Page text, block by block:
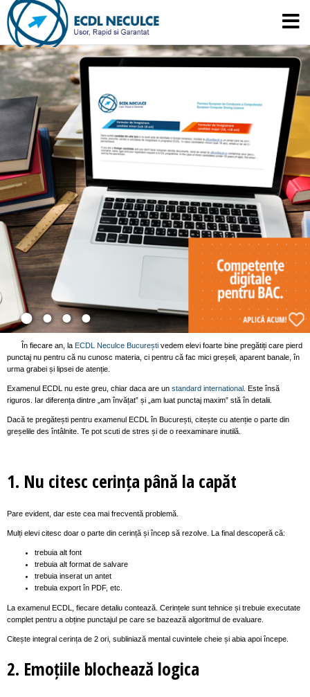
În fiecare an, la ECDL Neculce București vedem elevi foarte bine pregătiți care pierd
punctaj nu pentru că nu cunosc materia, ci pentru că fac mici greșeli, aparent banale, în
urma grabei și lipsei de atenție.
Examenul ECDL nu este greu, chiar daca are un standard international . Este însă
riguros. Iar diferența dintre „am învățat” și „am luat punctaj maxim” stă în detalii.
Dacă te pregătești pentru examenul ECDL în București, citește cu atenție o parte din
greșelile des întâlnite. Te pot scuti de stres și de o reexaminare inutilă.
1. Nu citesc cerința până la capăt
Pare evident, dar este cea mai frecventă problemă.
Mulți elevi citesc doar o parte din cerință și încep să rezolve. La final descoperă că:
trebuia alt font
trebuia alt format de salvare
trebuia inserat un antet
trebuia export în PDF, etc.
La examenul ECDL, fiecare detaliu contează. Cerințele sunt tehnice și trebuie executate
complet pentru a obține punctajul pe care se bazează algoritmul de evaluare.
Citește integral cerința de 2 ori, subliniază mental cuvintele cheie și abia apoi începe.
2. Emoțiile blochează logica